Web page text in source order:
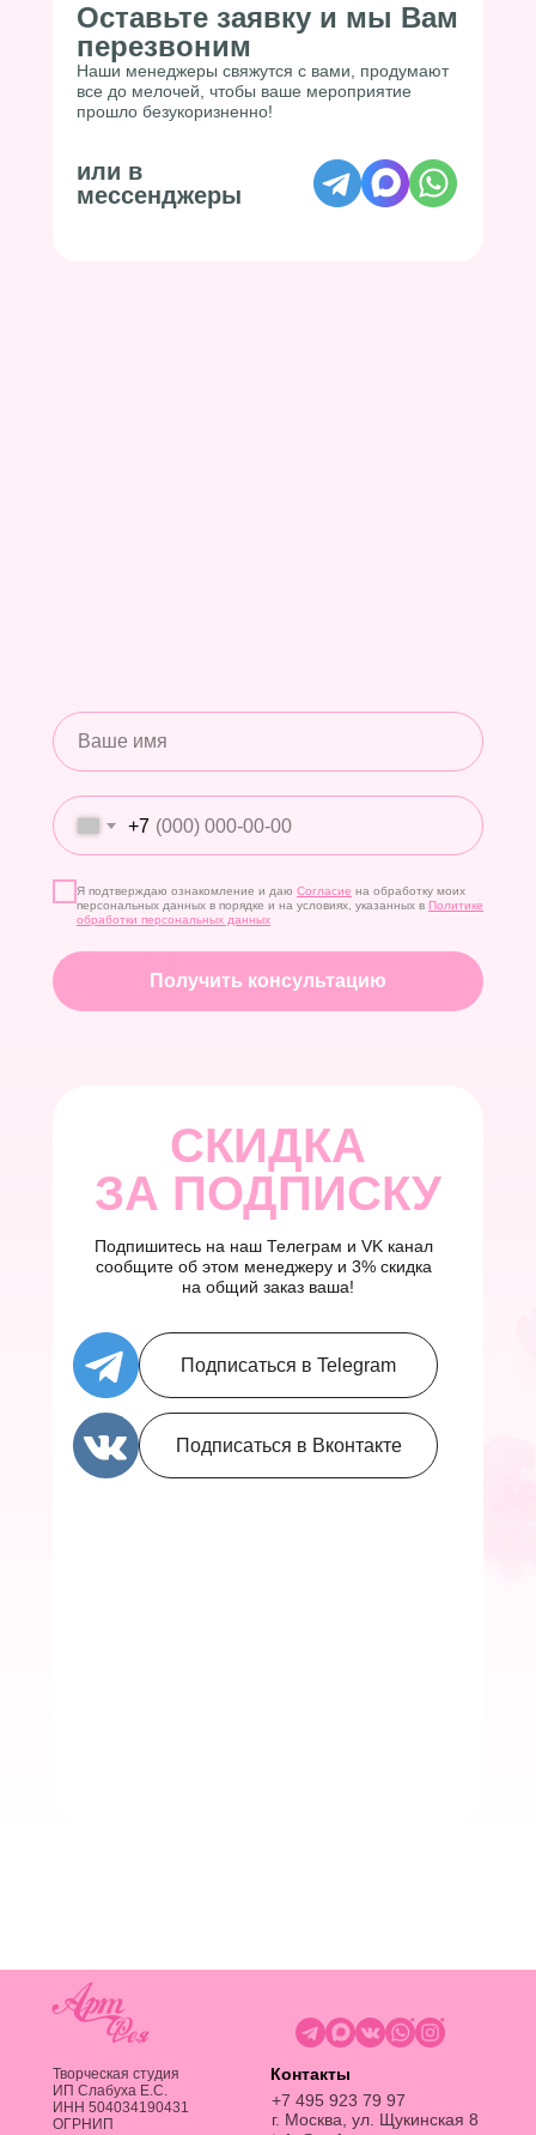
Оставьте заявку и мы Вам
перезвоним
Наши менеджеры свяжутся с вами, продумают
все до мелочей, чтобы ваше мероприятие
прошло безукоризненно!
или в
мессенджеры
+7
Я подтверждаю ознакомление и даю Согласие на обработку моих
персональных данных в порядке и на условиях, указанных в Политике
обработки персональных данных
Получить консультацию
СКИДКА
ЗА ПОДПИСКУ
Подпишитесь на наш Телеграм и VK канал
сообщите об этом менеджеру и 3% скидка
на общий заказ ваша!
Подписаться в Вконтакте
Подписаться в Telegram
Контакты
Творческая студия
ИП Слабуха Е.C.
ИНН 504034190431
ОГРНИП
+7 495 923 79 97
г. Москва, ул. Щукинская 8